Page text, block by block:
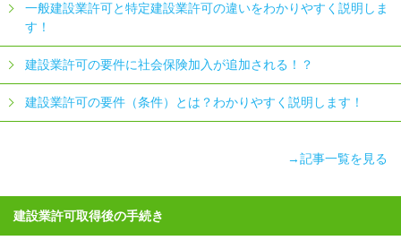
一般建設業許可と特定建設業許可の違いをわかりやすく説明しま
す！
建設業許可の要件に社会保険加入が追加される！？
建設業許可の要件（条件）とは？わかりやすく説明します！
→記事一覧を見る
建設業許可取得後の手続き